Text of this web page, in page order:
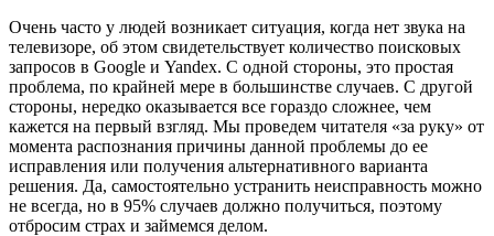
Очень часто у людей возникает ситуация, когда нет звука на
телевизоре, об этом свидетельствует количество поисковых
запросов в Google и Yandex. С одной стороны, это простая
проблема, по крайней мере в большинстве случаев. С другой
стороны, нередко оказывается все гораздо сложнее, чем
кажется на первый взгляд. Мы проведем читателя «за руку» от
момента распознания причины данной проблемы до ее
исправления или получения альтернативного варианта
решения. Да, самостоятельно устранить неисправность можно
не всегда, но в 95% случаев должно получиться, поэтому
отбросим страх и займемся делом.